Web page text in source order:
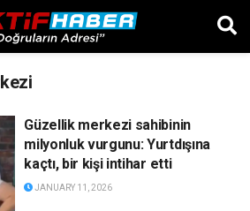
Güzellik merkezi sahibinin
milyonluk vurgunu: Yurtdışına
kaçtı, bir kişi intihar etti
JANUARY 11, 2026